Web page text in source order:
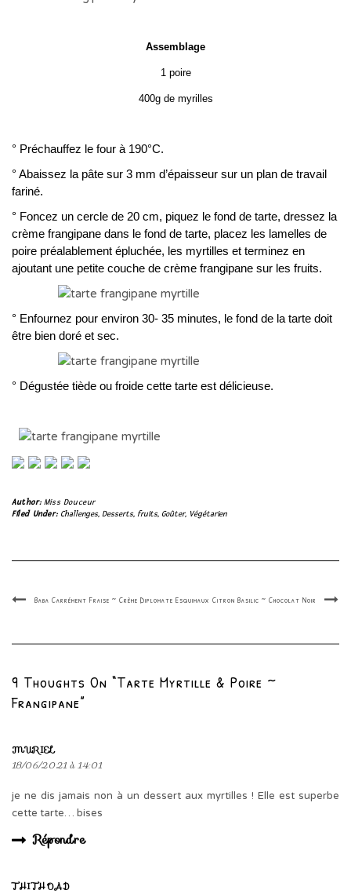
Assemblage
1 poire
400g de myrilles
° Préchauffez le four à 190°C.
° Abaissez la pâte sur 3 mm d’épaisseur sur un plan de travail
fariné.
° Foncez un cercle de 20 cm, piquez le fond de tarte, dressez la
crème frangipane dans le fond de tarte, placez les lamelles de
poire préalablement épluchée, les myrtilles et terminez en
ajoutant une petite couche de crème frangipane sur les fruits.
° Enfournez pour environ 30- 35 minutes, le fond de la tarte doit
être bien doré et sec.
° Dégustée tiède ou froide cette tarte est délicieuse.
Author: Miss Douceur
Filed Under: Challenges, Desserts, fruits, Goûter, Végétarien
Baba Carrément Fraise ~ Crème Diplomate Esquimaux Citron Basilic ~ Chocolat Noir
9 Thoughts On “Tarte Myrtille & Poire ~
Frangipane”
MURIEL
18/06/2021 à 14:01
je ne dis jamais non à un dessert aux myrtilles ! Elle est superbe
cette tarte… bises
Répondre
THITHOAD